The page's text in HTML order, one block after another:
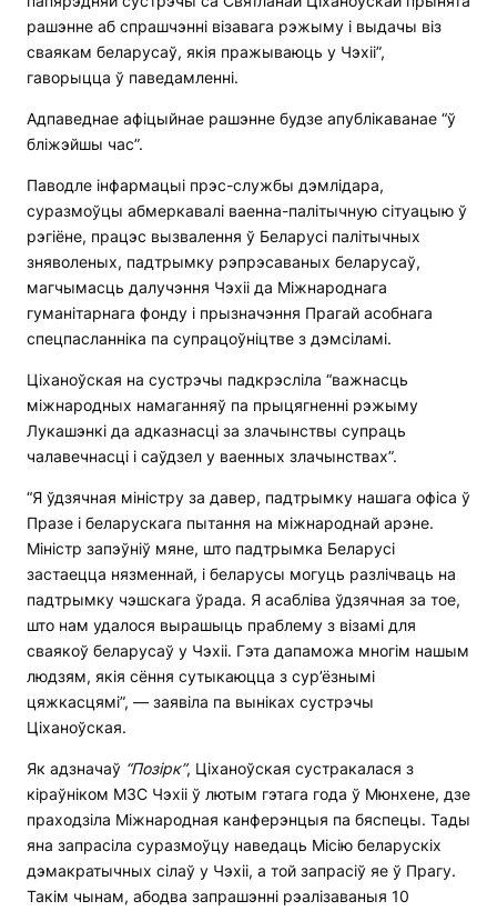
рашэнне аб спрашчэнні візавага рэжыму і выдачы віз
сваякам беларусаў, якія пражываюць у Чэхіі”,
гаворыцца ў паведамленні.
Адпаведнае афіцыйнае рашэнне будзе апублікаванае “ў
бліжэйшы час”.
Паводле інфармацыі прэс-службы дэмлідара,
суразмоўцы абмеркавалі ваенна-палітычную сітуацыю ў
рэгіёне, працэс вызвалення ў Беларусі палітычных
зняволеных, падтрымку рэпрэсаваных беларусаў,
магчымасць далучэння Чэхіі да Міжнароднага
гуманітарнага фонду і прызначэння Прагай асобнага
спецпасланніка па супрацоўніцтве з дэмсіламі.
Ціханоўская на сустрэчы падкрэсліла “важнасць
міжнародных намаганняў па прыцягненні рэжыму
Лукашэнкі да адказнасці за злачынствы супраць
чалавечнасці і саўдзел у ваенных злачынствах”.
“Я ўдзячная міністру за давер, падтрымку нашага офіса ў
Празе і беларускага пытання на міжнароднай арэне.
Міністр запэўніў мяне, што падтрымка Беларусі
застаецца нязменнай, і беларусы могуць разлічваць на
падтрымку чэшскага ўрада. Я асабліва ўдзячная за тое,
што нам удалося вырашыць праблему з візамі для
сваякоў беларусаў у Чэхіі. Гэта дапаможа многім нашым
людзям, якія сёння сутыкаюцца з сур’ёзнымі
цяжкасцямі”, — заявіла па выніках сустрэчы
Ціханоўская.
Як адзначаў “Позірк”, Ціханоўская сустракалася з
кіраўніком МЗС Чэхіі ў лютым гэтага года ў Мюнхене, дзе
праходзіла Міжнародная канферэнцыя па бяспецы. Тады
яна запрасіла суразмоўцу наведаць Місію беларускіх
дэмакратычных сілаў у Чэхіі, а той запрасіў яе ў Прагу.
Такім чынам, абодва запрашэнні рэалізаваныя 10